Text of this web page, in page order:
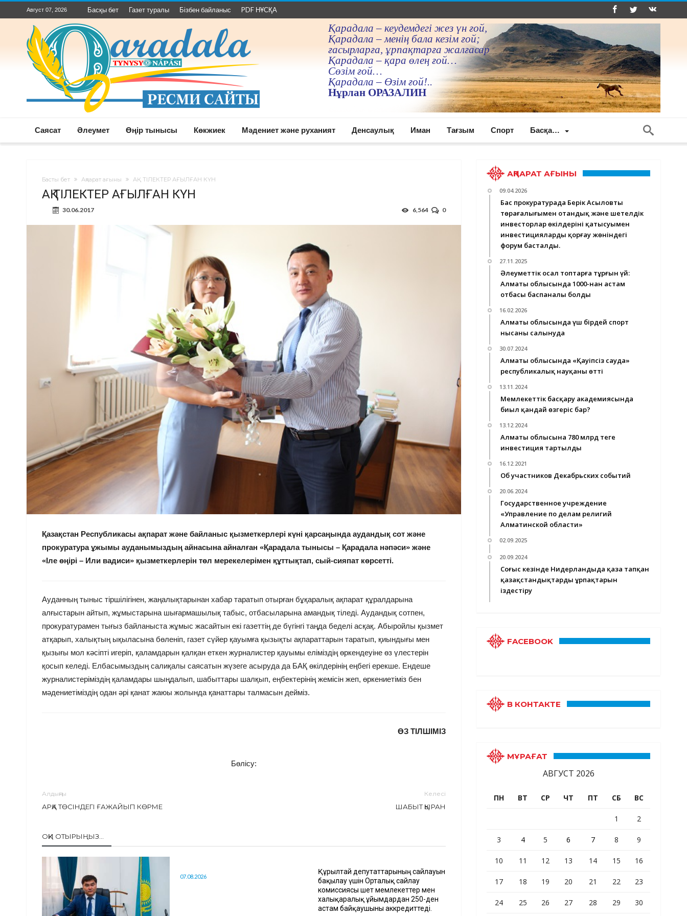
Август 07, 2026 Басқы бет Газет туралы Бізбен байланыс PDF НҰСҚА
Қарадала – кеудемдегi жез үн ғой,
Қарадала – менiң бала кезiм ғой;
ғасырларға, ұрпақтарға жалғасар
Қарадала – қара өлең ғой…
Сөзiм ғой…
Қарадала – Өзiм ғой!..
Нұрлан ОРАЗАЛИН
Саясат Әлеумет Өңір тынысы Көкжиек Мәдениет және руханият Денсаулық Иман Тағзым Спорт Басқа…
Басты бет Ақпарат ағыны АҚ ТІЛЕКТЕР АҒЫЛҒАН КҮН
АҚ ТІЛЕКТЕР АҒЫЛҒАН КҮН
30.06.2017 0
6,564
Қазақстан Республикасы ақпарат және байланыс қызметкерлері күні қарсаңында аудандық сот және
прокуратура ұжымы ауданымыздың айнасына айналған «Қарадала тынысы – Қарадала нәпәси» және
«Іле өңірі – Или вадиси» қызметкерлерін төл мерекелерімен құттықтап, сый-сияпат көрсетті.
Ауданның тыныс тіршілігінен, жаңалықтарынан хабар таратып отырған бұқаралық ақпарат құралдарына
алғыстарын айтып, жұмыстарына шығармашылық табыс, отбасыларына амандық тіледі. Аудандық сотпен,
прокуратурамен тығыз байланыста жұмыс жасайтын екі газеттің де бүгінгі таңда беделі асқақ. Абыройлы қызмет
атқарып, халықтың ықыласына бөленіп, газет сүйер қауымға қызықты ақпараттарын таратып, қиындығы мен
қызығы мол кәсіпті игеріп, қаламдарын қалқан еткен журналистер қауымы еліміздің өркендеуіне өз үлестерін
қосып келеді. Елбасымыздың салиқалы саясатын жүзеге асыруда да БАҚ өкілдерінің еңбегі ерекше. Ендеше
журналистеріміздің қаламдары шыңдалып, шабыттары шалқып, еңбектерінің жемісін жеп, өркениетіміз бен
мәдениетіміздің одан әрі қанат жаюы жолында қанаттары талмасын дейміз.
ӨЗ ТІЛШІМІЗ
Бөлісу:
Алдыңғы
АРҚА ТӨСІНДЕГІ ҒАЖАЙЫП КӨРМЕ
Келесі
ШАБЫТ ҚЫРАН
ОҚИ ОТЫРЫҢЫЗ...
07.08.2026
Құрылтай депутаттарының сайлауын
бақылау үшін Орталық сайлау
комиссиясы шет мемлекеттер мен
халықаралық ұйымдардан 250-ден
астам байқаушыны аккредиттеді.
АҚПАРАТ АҒЫНЫ
09.04.2026
Бас прокуратурада Берік Асыловтың
төрағалығымен отандық және шетелдік
инвесторлар өкілдерінің қатысуымен
инвестицияларды қорғау жөніндегі
форум басталды.
27.11.2025
Әлеуметтік осал топтарға тұрғын үй:
Алматы облысында 1000-нан астам
отбасы баспаналы болды
16.02.2026
Алматы облысында үш бірдей спорт
нысаны салынуда
30.07.2024
Алматы облысында «Қауіпсіз сауда»
республикалық науқаны өтті
13.11.2024
Мемлекеттік басқару академиясында
биыл қандай өзгеріс бар?
13.12.2024
Алматы облысына 780 млрд теңге
инвестиция тартылды
16.12.2021
Об участников Декабрьских событий
20.06.2024
Государственное учреждение
«Управление по делам религий
Алматинской области»
02.09.2025
20.09.2024
Соғыс кезінде Нидерландыда қаза тапқан
қазақстандықтардың ұрпақтарын
іздестіру
FACEBOOK
В КОНТАКТЕ
МҰРАҒАТ
АВГУСТ 2026
ПН ВТ СР ЧТ ПТ СБ ВС
1 2
3 4 5 6 7 8 9
10 11 12 13 14 15 16
17 18 19 20 21 22 23
24 25 26 27 28 29 30